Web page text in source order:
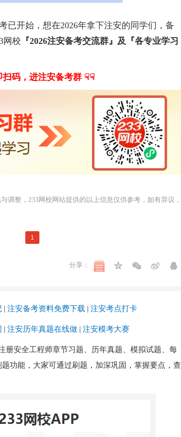
已开始，想在2026年拿下注安的同学们，备
网校 『2026注安备考交流群』及『各专业学习
扫码，进注安备考群 ☟☟
调整，233网校网站提供的以上信息仅供参考，如有异议，
1
分享：
| 注安备考资料免费下载 | 注安考点打卡
| 注安历年真题在线做 | 注安模考大赛
册安全工程师章节习题、历年真题、模拟试题、每
功能，大家可通过刷题，加深巩固，掌握要点，查